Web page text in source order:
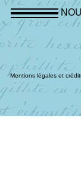
Mentions légales et